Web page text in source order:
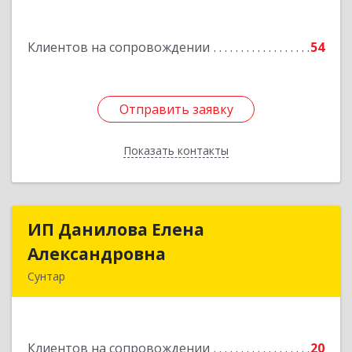
Клиентов на сопровождении 54
Отправить заявку
Показать контакты
Подробнее
Отправить заявку
Назад
ИП Данилова Елена
Александровна
Сунтар
Клиентов на сопровождении 20
ИП Данилова Елена